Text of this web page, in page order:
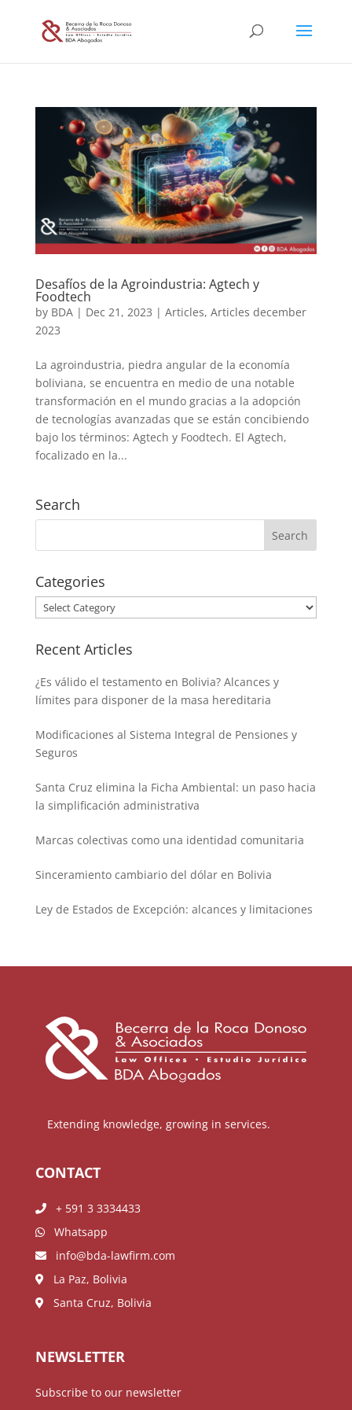
Desafíos de la Agroindustria: Agtech y
Foodtech
by BDA| Dec 21, 2023 | Articles, Articles december
2023
La agroindustria, piedra angular de la economía
boliviana, se encuentra en medio de una notable
transformación en el mundo gracias a la adopción
de tecnologías avanzadas que se están concibiendo
bajo los términos: Agtech y Foodtech. El Agtech,
focalizado en la...
Search
Categories
Categories
Recent Articles
¿Es válido el testamento en Bolivia? Alcances y
límites para disponer de la masa hereditaria
Modificaciones al Sistema Integral de Pensiones y
Seguros
Santa Cruz elimina la Ficha Ambiental: un paso hacia
la simplificación administrativa
Marcas colectivas como una identidad comunitaria
Sinceramiento cambiario del dólar en Bolivia
Ley de Estados de Excepción: alcances y limitaciones
Extending knowledge, growing in services.
CONTACT
+ 591 3 3334433
Whatsapp
info@bda-lawfirm.com
La Paz, Bolivia
Santa Cruz, Bolivia
NEWSLETTER
Subscribe to our newsletter